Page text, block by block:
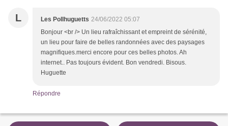
L Les Pollhuguetts 24/06/2022 05:07
Bonjour <br /> Un lieu rafraîchissant et empreint de sérénité,
un lieu pour faire de belles randonnées avec des paysages
magnifiques.merci encore pour ces belles photos. Ah
internet.. Pas toujours évident. Bon vendredi. Bisous.
Huguette
Répondre